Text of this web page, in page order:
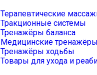
Терапевтические
Тракционные системы
Тренажёры баланса
Медицинские тренажёры
Тренажёры ходьбы
Товары для ухода и